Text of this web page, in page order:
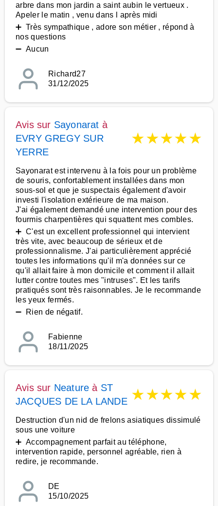
arbre dans mon jardin a saint aubin le vertueux .
Apeler le matin , venu dans l après midi
➕ Très sympathique , adore son métier , répond à
nos questions
➖ Aucun
Richard27
31/12/2025
Avis sur Sayonarat à
EVRY GREGY SUR
YERRE
★★★★★
Sayonarat est intervenu à la fois pour un problème
de souris, confortablement installées dans mon
sous-sol et que je suspectais également d'avoir
investi l'isolation extérieure de ma maison.
J'ai également demandé une intervention pour des
fourmis charpentières qui squattent mes combles.
➕ C'est un excellent professionnel qui intervient
très vite, avec beaucoup de sérieux et de
professionnalisme. J'ai particulièrement apprécié
toutes les informations qu'il m'a données sur ce
qu'il allait faire à mon domicile et comment il allait
lutter contre toutes mes "intruses". Et les tarifs
pratiqués sont très raisonnables. Je le recommande
les yeux fermés.
➖ Rien de négatif.
Fabienne
18/11/2025
Avis sur Neature à ST
JACQUES DE LA LANDE ★★★★★
Destruction d'un nid de frelons asiatiques dissimulé
sous une voiture
➕ Accompagnement parfait au téléphone,
intervention rapide, personnel agréable, rien à
redire, je recommande.
DE
15/10/2025